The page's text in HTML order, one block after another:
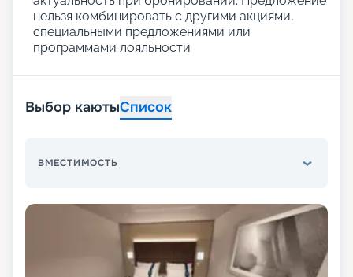
нельзя комбинировать с другими акциями,
специальными предложениями или
программами лояльности
Выбор каютыСписок
ВМЕСТИМОСТЬ